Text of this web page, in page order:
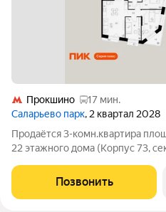
Прокшино
17 мин.
Саларьево парк, 2 квартал 2028
Продаётся 3-комн.квартира
22 этажного дома (Корпус 73,
земли, функциональная
Жилой район «Саларьево парк»
Позвонить